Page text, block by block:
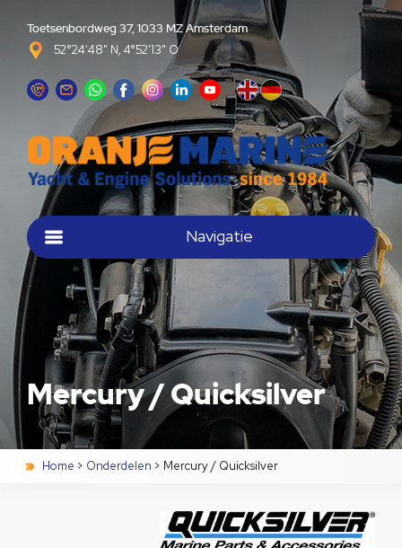
Toetsenbordweg 37, 1033 MZ Amsterdam
52°24'48" N, 4°52'13" O
Navigatie
Home > Onderdelen > Mercury / Quicksilver
Mercury / Quicksilver